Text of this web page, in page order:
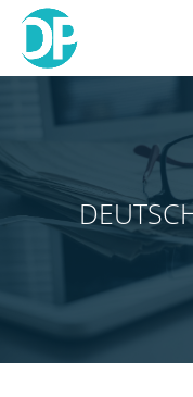
Skip
to